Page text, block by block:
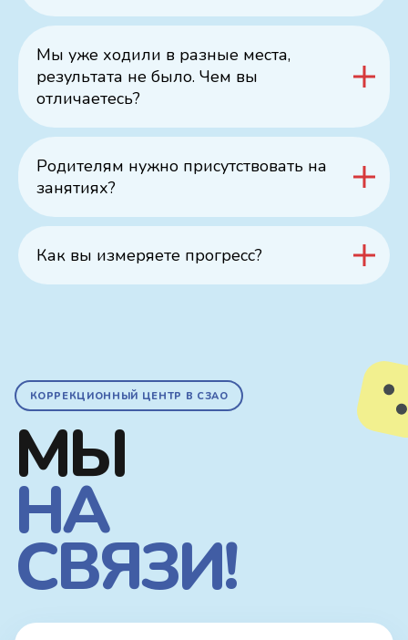
Мы уже ходили в разные места,
результата не было. Чем вы
отличаетесь?
Родителям нужно присутствовать на
занятиях?
Как вы измеряете прогресс?
КОРРЕКЦИОННЫЙ ЦЕНТР В СЗАО
МЫ
НА
СВЯЗИ!